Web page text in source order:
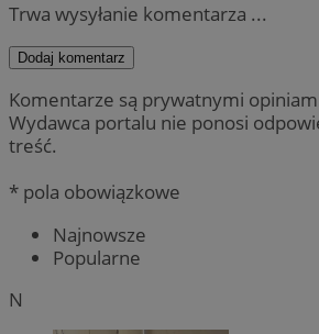
Trwa wysyłanie komentarza ...
Dodaj komentarz
Komentarze są prywatnymi
Wydawca portalu nie ponosi
treść.
* pola obowiązkowe
Najnowsze
Popularne
N